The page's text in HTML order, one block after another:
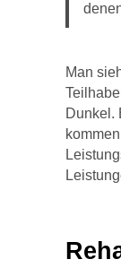
Man
Dunkel.